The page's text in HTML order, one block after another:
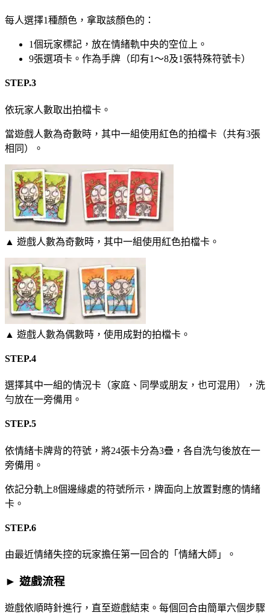
每人選擇1種顏色，拿取該顏色的：
1個玩家標記，放在情緒軌中央的空位上。
9張選項卡。作為手牌（印有1～8及1張特殊符號卡）
STEP.3
依玩家人數取出拍檔卡。
當遊戲人數為奇數時，其中一組使用紅色的拍檔卡（共有3張
相同）。
▲ 遊戲人數為奇數時，其中一組使用紅色拍檔卡。
▲ 遊戲人數為偶數時，使用成對的拍檔卡。
STEP.4
選擇其中一組的情況卡（家庭、同學或朋友，也可混用），洗
勻放在一旁備用。
STEP.5
依情緒卡牌背的符號，將24張卡分為3疊，各自洗勻後放在一
旁備用。
依記分軌上8個邊緣處的符號所示，牌面向上放置對應的情緒
卡。
STEP.6
由最近情緒失控的玩家擔任第一回合的「情緒大師」。
► 遊戲流程
遊戲依順時針進行，直至遊戲結束。每個回合由簡單六個步驟